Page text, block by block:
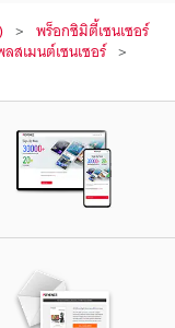
พร็อกซิมิตี้เซนเซอร์
เมนต์เซนเซอร์